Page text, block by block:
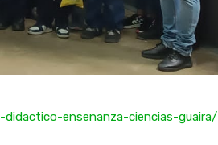
ensenanza-ciencias-guaira/